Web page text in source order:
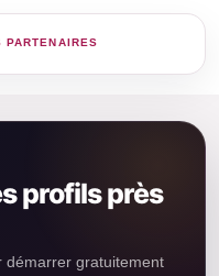
profils près
démarrer gratuitement